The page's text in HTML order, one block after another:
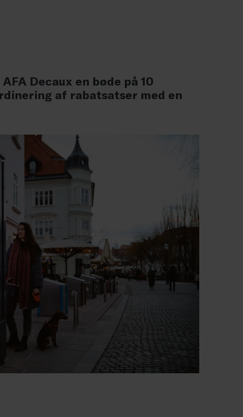
Decaux en bøde på 10
af rabatsatser med en